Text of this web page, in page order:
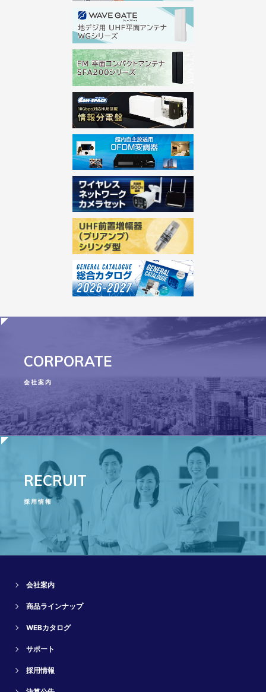
CORPORATE
会社案内
RECRUIT
採用情報
会社案内
商品ラインナップ
WEBカタログ
サポート
採用情報